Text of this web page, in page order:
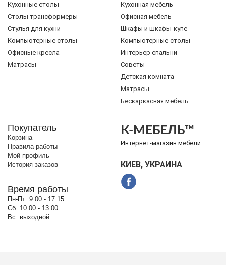
Кухонные столы
Cтолы трансформеры
Стулья для кухни
Компьютерные столы
Офисные кресла
Матрасы
Кухонная мебель
Офисная мебель
Шкафы и шкафы-купе
Компьютерные столы
Интерьер спальни
Советы
Детская комната
Матрасы
Бескаркасная мебель
Покупатель
Корзина
Правила работы
Мой профиль
История заказов
Время работы
Пн-Пт: 9:00 - 17:15
Сб: 10:00 - 13:00
Вс: выходной
К-МЕБЕЛЬ™
Интернет-магазин мебели
КИЕВ, УКРАИНА